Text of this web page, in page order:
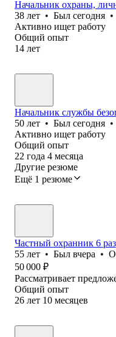
Начальник охраны,
38 лет • Был сегодня •
Активно ищет работу
Общий опыт
14 лет
Начальник службы
50 лет • Был сегодня •
Активно ищет работу
Общий опыт
22 года 4 месяца
Другие резюме
Ещё 1 резюме
Частный охранник 6
55 лет • Был вчера •
50 000 ₽
Рассматривает
Общий опыт
26 лет 10 месяцев